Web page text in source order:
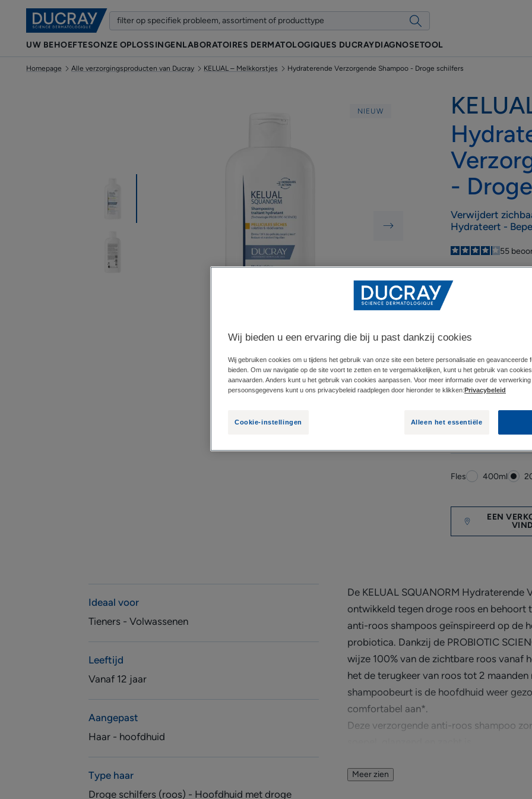
UW BEHOEFTESONZE OPLOSSINGENLABORATOIRES DERMATOLOGIQUES DUCRAYDIAGNOSETOOL
Homepage Alle verzorgingsproducten van Ducray KELUAL – Melkkorstjes Hydraterende Verzorgende Shampoo - Droge schilfers
NIEUW
-
Verwijdert
Hydrateert -
4.2
/
5
55
De 1e anti-roos
technologie die
hoofdhuid
Verwijdert 100%
werking
gebruik**.
Ducray, nr. 1 anti-
Geïnspireerd
doeltreffendheid
Fles Fles
400ml
EEN
Ideaal voor
Tieners - Volwassenen
Leeftijd
Vanaf 12 jaar
Aangepast
Haar - hoofdhuid
Type haar
Droge schilfers (roos) - Hoofdhuid met droge
De KELUAL SQUANORM Hydraterende
ontwikkeld tegen droge roos en behoort
anti-roos shampoos geïnspireerd op de
probiotica. Dankzij de PROBIOTIC
wijze 100% van de zichtbare roos vanaf
het de terugkeer van roos tot 2
shampoobeurt is de hoofdhuid weer
comfortabel aan*.
Deze verzorgende anti-roos shampoo
Voordelen
Meer zien
Wij bieden u een ervaring die bij u past dankzij cookies
Wij gebruiken cookies om u tijdens het gebruik van onze site een betere personalisatie en geavanceerde
bieden. Om uw navigatie op de site voort te zetten en te vergemakkelijken, kunt u het gebruik van
aanvaarden. Anders kunt u het gebruik van cookies aanpassen. Voor meer informatie over de
persoonsgegevens kunt u ons privacybeleid raadplegen door hieronder te klikken:Privacybeleid
Cookie-instellingen Alleen het essentiële